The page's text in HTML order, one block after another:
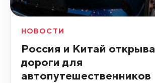
НОВОСТИ
Россия и Китай
дороги для
автопутешественников